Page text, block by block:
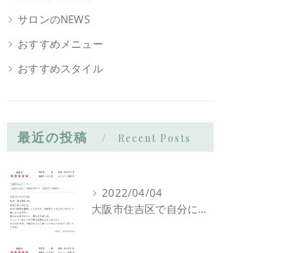
サロンのNEWS
おすすめメニュー
おすすめスタイル
最近の投稿 Recent Posts
2022/04/04
大阪市住吉区で自分に似合う髪型を見つけれる美容室ーLIAM hair Relaxーリアムヘアーリラックス